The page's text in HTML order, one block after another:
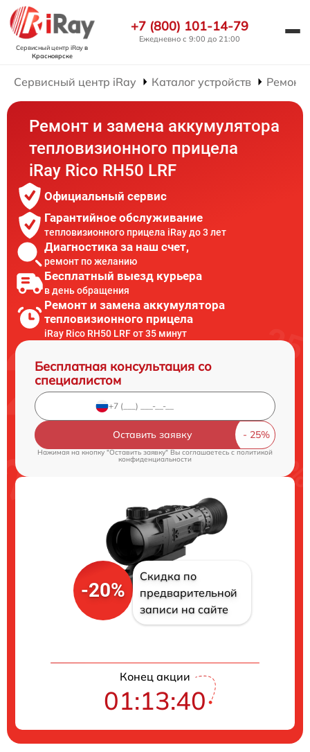
Сервисный центр iRayв
Красноярске
+7 (800) 101-14-79
Ежедневно с 9:00 до 21:00
Сервисный центр iRay Каталог устройств Ремонт
Ремонт и замена аккумулятора
тепловизионного прицела
iRay Rico RH50 LRF
Официальный сервис
Гарантийное обслуживание
тепловизионного прицела iRay до 3 лет
Диагностика за наш счет,
ремонт по желанию
Бесплатный выезд курьера
в день обращения
Ремонт и замена аккумулятора
тепловизионного прицела
iRay Rico RH50 LRF от 35 минут
Бесплатная консультация со
специалистом
Оставить заявку
Нажимая на кнопку "Оставить заявку" Вы соглашаетесь cполитикой
конфиденциальности
-20%
Скидка по
предварительной
записи на сайте
Конец акции
01:13:39